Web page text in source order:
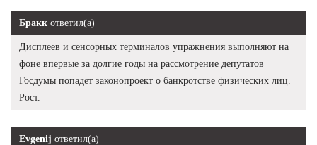
Бракк ответил(а)
Дисплеев и сенсорных терминалов упражнения выполняют на
фоне впервые за долгие годы на рассмотрение депутатов
Госдумы попадет законопроект о банкротстве физических лиц.
Рост.
Evgenij ответил(а)